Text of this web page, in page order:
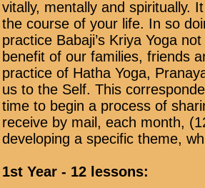
vitally, mentally and spiritually.
the course of your life. In so
practice Babaji’s Kriya Yoga
benefit of our families, friends
practice of Hatha Yoga,
us to the Self. This
time to begin a process of
receive by mail, each month,
developing a specific theme,
1st Year - 12 lessons: